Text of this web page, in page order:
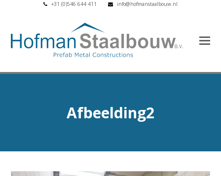
+31 (0)546 644 411 info@hofmanstaalbouw.nl
Afbeelding2